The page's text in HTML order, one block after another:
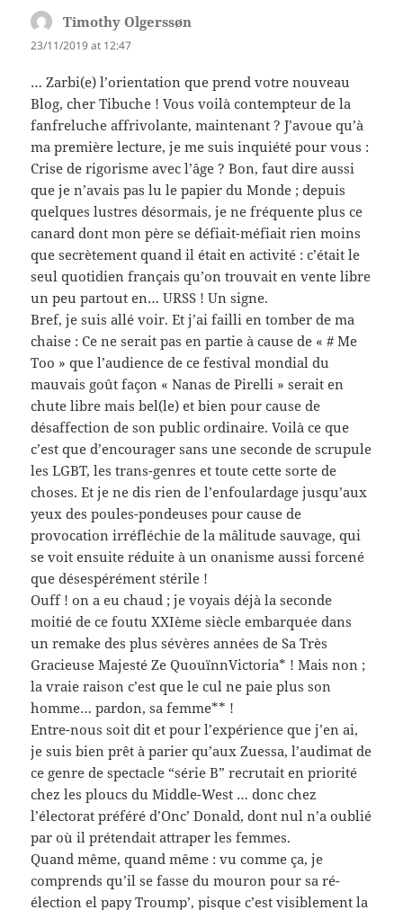
Timothy Olgerssøn
23/11/2019 at 12:47
… Zarbi(e) l’orientation que prend votre nouveau
Blog, cher Tibuche ! Vous voilà contempteur de la
fanfreluche affrivolante, maintenant ? J’avoue qu’à
ma première lecture, je me suis inquiété pour vous :
Crise de rigorisme avec l’âge ? Bon, faut dire aussi
que je n’avais pas lu le papier du Monde ; depuis
quelques lustres désormais, je ne fréquente plus ce
canard dont mon père se défiait-méfiait rien moins
que secrètement quand il était en activité : c’était le
seul quotidien français qu’on trouvait en vente libre
un peu partout en… URSS ! Un signe.
Bref, je suis allé voir. Et j’ai failli en tomber de ma
chaise : Ce ne serait pas en partie à cause de « # Me
Too » que l’audience de ce festival mondial du
mauvais goût façon « Nanas de Pirelli » serait en
chute libre mais bel(le) et bien pour cause de
désaffection de son public ordinaire. Voilà ce que
c’est que d’encourager sans une seconde de scrupule
les LGBT, les trans-genres et toute cette sorte de
choses. Et je ne dis rien de l’enfoulardage jusqu’aux
yeux des poules-pondeuses pour cause de
provocation irréfléchie de la mâlitude sauvage, qui
se voit ensuite réduite à un onanisme aussi forcené
que désespérément stérile !
Ouff ! on a eu chaud ; je voyais déjà la seconde
moitié de ce foutu XXIème siècle embarquée dans
un remake des plus sévères années de Sa Très
Gracieuse Majesté Ze QuouïnnVictoria* ! Mais non ;
la vraie raison c’est que le cul ne paie plus son
homme… pardon, sa femme** !
Entre-nous soit dit et pour l’expérience que j’en ai,
je suis bien prêt à parier qu’aux Zuessa, l’audimat de
ce genre de spectacle “série B” recrutait en priorité
chez les ploucs du Middle-West … donc chez
l’électorat préféré d’Onc’ Donald, dont nul n’a oublié
par où il prétendait attraper les femmes.
Quand même, quand même : vu comme ça, je
comprends qu’il se fasse du mouron pour sa ré-
élection el papy Troump’, pisque c’est visiblement la